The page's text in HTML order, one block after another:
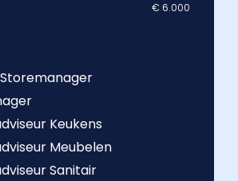
€ 6.000
Keukens
Meubelen
Sanitair